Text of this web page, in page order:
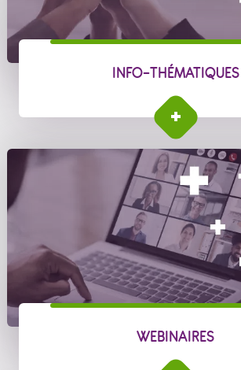
INFO-THÉMATIQUES
WEBINAIRES